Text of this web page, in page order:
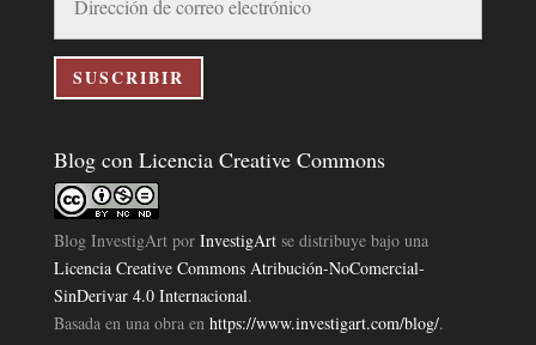
correo
electrónico
SUSCRIBIR
Blog con Licencia Creative Commons
Blog InvestigArtpor InvestigArtse distribuye bajo una
Licencia Creative Commons Atribución-NoComercial-
SinDerivar 4.0 Internacional.
Basada en una obra en https://www.investigart.com/blog/.